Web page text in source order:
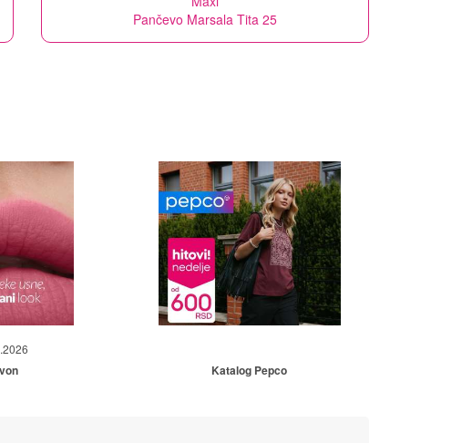
Pančevo Marsala Tita 25
Katalog Pepco